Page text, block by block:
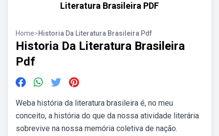
Literatura Brasileira PDF
Home>Historia Da Literatura Brasileira Pdf
Historia Da Literatura Brasileira
Pdf
Weba história da literatura brasileira é, no meu
conceito, a história do que da nossa atividade literária
sobrevive na nossa memória coletiva de nação.